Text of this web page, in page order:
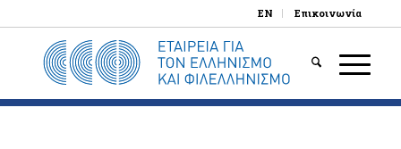
EN Επικοινωνία